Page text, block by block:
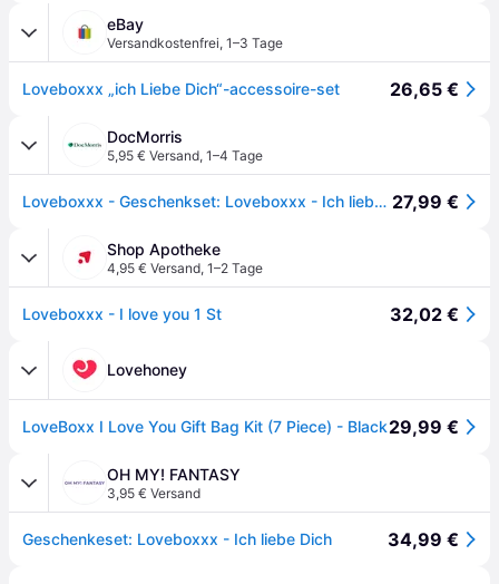
eBay
Versandkostenfrei, 1–3 Tage
Loveboxxx „ich Liebe Dich“-accessoire-set 26,65 €
DocMorris
5,95 € Versand, 1–4 Tage
Loveboxxx - Geschenkset: Loveboxxx - Ich liebe Dich 1 St 27,99 €
Shop Apotheke
4,95 € Versand, 1–2 Tage
Loveboxxx - I love you 1 St 32,02 €
Lovehoney
LoveBoxx I Love You Gift Bag Kit (7 Piece) - Black29,99 €
OH MY! FANTASY
3,95 € Versand
Geschenkeset: Loveboxxx - Ich liebe Dich 34,99 €